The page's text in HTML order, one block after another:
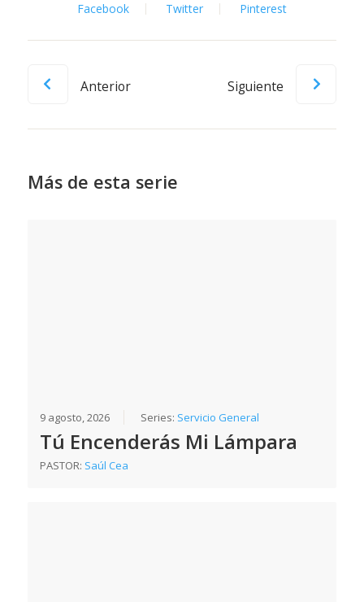
Facebook Twitter Pinterest
Anterior Siguiente
Más de esta serie
9 agosto, 2026 Series: Servicio General
Tú Encenderás Mi Lámpara
PASTOR: Saúl Cea